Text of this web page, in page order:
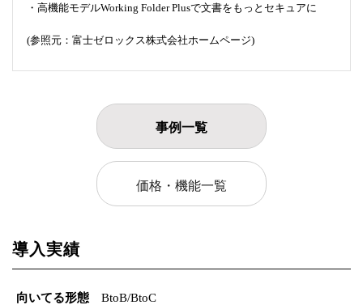
・高機能モデルWorking Folder Plusで文書をもっとセキュアに
(参照元：富士ゼロックス株式会社ホームページ)
事例一覧
価格・機能一覧
導入実績
向いてる形態 BtoB/BtoC